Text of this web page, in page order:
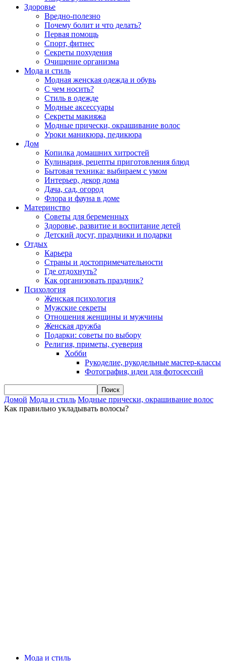
Здоровье
Вредно-полезно
Почему болит и что делать?
Первая помощь
Спорт, фитнес
Секреты похудения
Очищение организма
Мода и стиль
Модная женская одежда и обувь
С чем носить?
Стиль в одежде
Модные аксессуары
Секреты макияжа
Модные прически, окрашивание волос
Уроки маникюра, педикюра
Дом
Копилка домашних хитростей
Кулинария, рецепты приготовления блюд
Бытовая техника: выбираем с умом
Интерьер, декор дома
Дача, сад, огород
Флора и фауна в доме
Материнство
Советы для беременных
Здоровье, развитие и воспитание детей
Детский досуг, праздники и подарки
Отдых
Карьера
Страны и достопримечательности
Где отдохнуть?
Как организовать праздник?
Психология
Женская психология
Мужские секреты
Отношения женщины и мужчины
Женская дружба
Подарки: советы по выбору
Религия, приметы, суеверия
Хобби
Рукоделие, рукодельные мастер-классы
Фотография, идеи для фотосессий
Домой Мода и стиль Модные прически, окрашивание волос
Как правильно укладывать волосы?
Мода и стиль